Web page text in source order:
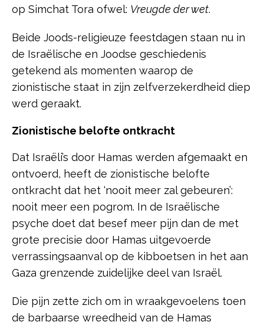
op Simchat Tora ofwel: Vreugde der wet.
Beide Joods-religieuze feestdagen staan nu in
de Israëlische en Joodse geschiedenis
getekend als momenten waarop de
zionistische staat in zijn zelfverzekerdheid diep
werd geraakt.
Zionistische belofte ontkracht
Dat Israëli’s door Hamas werden afgemaakt en
ontvoerd, heeft de zionistische belofte
ontkracht dat het ‘nooit meer zal gebeuren’:
nooit meer een pogrom. In de Israëlische
psyche doet dat besef meer pijn dan de met
grote precisie door Hamas uitgevoerde
verrassingsaanval op de kibboetsen in het aan
Gaza grenzende zuidelijke deel van Israël.
Die pijn zette zich om in wraakgevoelens toen
de barbaarse wreedheid van de Hamas